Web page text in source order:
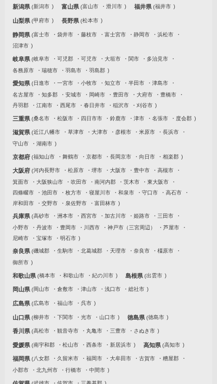
新潟県 新潟市 富山県 富山市 滑川市 福井県 福井市
山梨県 甲府市 長野県 松本市
静岡県 富士市 袋井市 藤枝市 富士宮市 静岡市
浜松市
沼津市
岐阜県 岐阜市 可児郡 可児市 大垣市 関市
多治見市
各務原市
瑞穂市 羽島市 羽島郡
愛知県 日進市 一宮市 小牧市 知立市 半田市
津島市
名古屋市
知多郡 安城市 岡崎市 豊田市 大府市
豊橋市
丹羽郡
江南市 西尾市 春日井市 稲沢市 刈谷市
三重県 桑名市 松阪市 四日市市 鈴鹿市 津市 名張市 度会郡
滋賀県 近江八幡市 草津市 大津市 彦根市 米原市
長浜市
守山市
湖南市
京都府 福知山市 舞鶴市 京都市 長岡京市 向日市 相楽郡
大阪府 河内長野市 松原市 堺市 大阪市 豊中市
高槻市
箕面市
大阪狭山市 吹田市 南河内郡 茨木市
東大阪市
四條畷市
池田市 枚方市 寝屋川市 和泉市 守口市
高石市
岸和田市
交野市 泉佐野市 富田林市
兵庫県 高砂市 洲本市 西宮市 加古川市 姫路市
三田市
小野市
丹波市 豊岡市 川西市 神戸市（三宮周辺）
芦屋市
尼崎市
宝塚市 明石市
奈良県 磯城郡 生駒市 北葛城郡 天理市 奈良市
橿原市
御所市
和歌山県 橋本市 和歌山市 紀の川市 島根県 出雲市
岡山県 岡山市 倉敷市 津山市 浅口市 総社市
広島県 広島市 福山市 呉市
山口県 柳井市 下関市 光市 山口市 徳島県 徳島市
香川県 高松市 観音寺市 丸亀市 三豊市 さぬき市
愛媛県 南宇和郡 松山市 西条市 新居浜市 高知県 高知市
福岡県 八女郡 久留米市 福岡市 大牟田市 古賀市
糟屋郡
小郡市
北九州市 行橋市 中間市